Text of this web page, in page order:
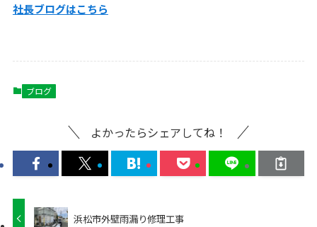
社長ブログはこちら
ブログ
よかったらシェアしてね！
浜松市外壁雨漏り修理工事